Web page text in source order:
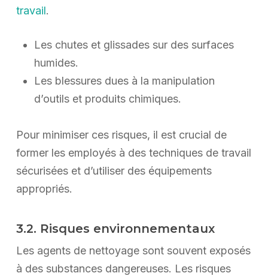
travail.
Les chutes et glissades sur des surfaces
humides.
Les blessures dues à la manipulation
d’outils et produits chimiques.
Pour minimiser ces risques, il est crucial de
former les employés à des techniques de travail
sécurisées et d’utiliser des équipements
appropriés.
3.2. Risques environnementaux
Les agents de nettoyage sont souvent exposés
à des substances dangereuses. Les risques